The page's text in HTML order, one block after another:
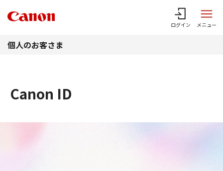
ログイン メニュー
個人のお客さま
Canon ID